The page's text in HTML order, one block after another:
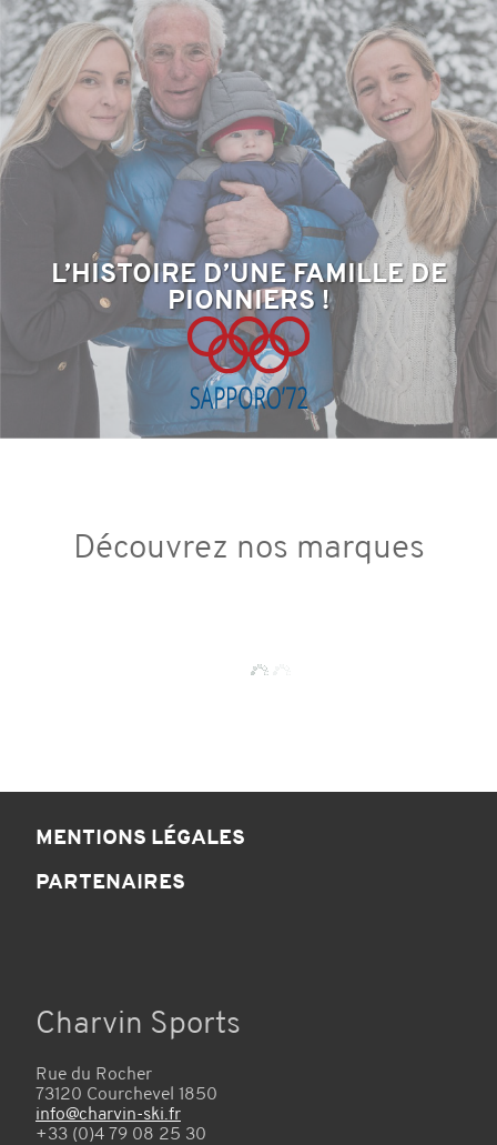
L’HISTOIRE D’UNE FAMILLE DE
PIONNIERS !
Découvrez nos marques
MENTIONS LÉGALES
PARTENAIRES
Charvin Sports
Rue du Rocher
73120 Courchevel 1850
info@charvin-ski.fr
+33 (0)4 79 08 25 30